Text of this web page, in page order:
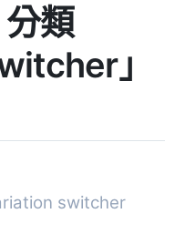
類
」
switcher